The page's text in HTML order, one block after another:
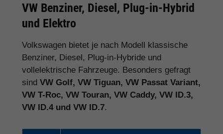
VW Benziner, Diesel, Plug-in-Hybrid
und Elektro
Volkswagen bietet je nach Modell klassische
Benziner, Diesel, Plug-in-Hybride und
vollelektrische Fahrzeuge. Besonders gefragt
sind VW Golf, VW Tiguan, VW Passat Variant,
VW T-Roc, VW Touran, VW Caddy, VW ID.3,
VW ID.4 und VW ID.7.